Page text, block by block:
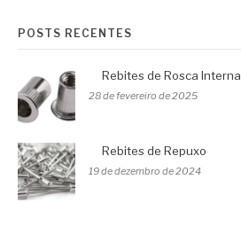
POSTS RECENTES
Rebites de Rosca Interna
28 de fevereiro de 2025
Rebites de Repuxo
19 de dezembro de 2024